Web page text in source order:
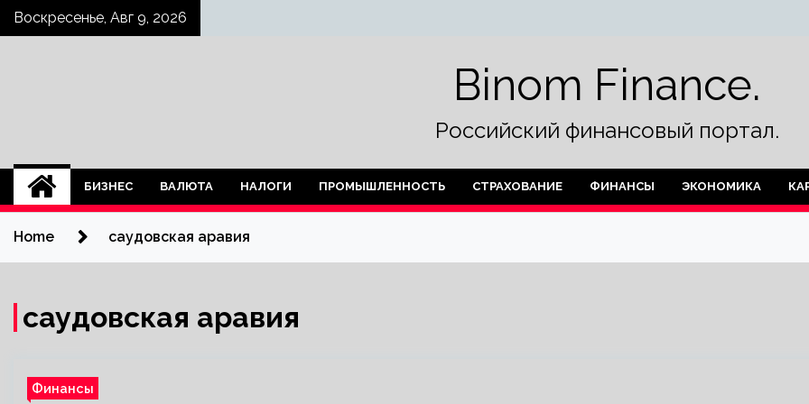
SkipВоскресенье, Авг 9, 2026
Binom Finance.
Российский финансовый портал.
БИЗНЕС ВАЛЮТА НАЛОГИ ПРОМЫШЛЕННОСТЬ СТРАХОВАНИЕ ФИНАНСЫ ЭКОНОМИКА
Home саудовская аравия
саудовская аравия
Финансы